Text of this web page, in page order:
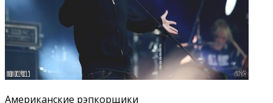
Американские рэпкорщики